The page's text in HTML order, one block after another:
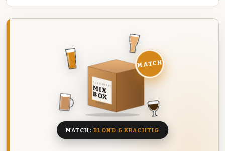
DEZE MAAND
MIX
BOX
8 BIEREN
MATCH
MATCH: BLOND & KRACHTIG